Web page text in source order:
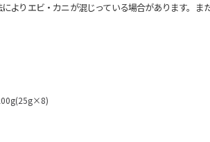
りエビ・カニが混じっている場合があります。ま